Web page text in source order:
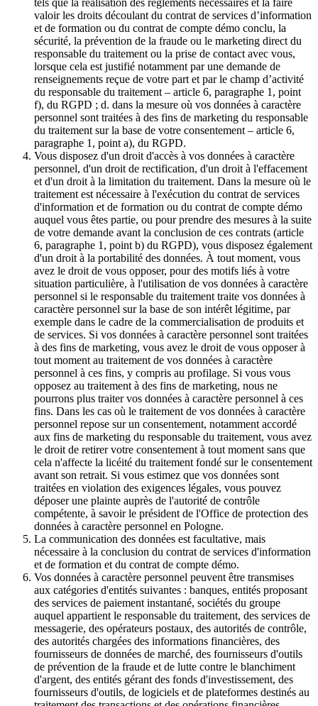
tels que la réalisation des règlements nécessaires et la faire
valoir les droits découlant du contrat de services d’information
et de formation ou du contrat de compte démo conclu, la
sécurité, la prévention de la fraude ou le marketing direct du
responsable du traitement ou la prise de contact avec vous,
lorsque cela est justifié notamment par une demande de
renseignements reçue de votre part et par le champ d’activité
du responsable du traitement – article 6, paragraphe 1, point
f), du RGPD ; d. dans la mesure où vos données à caractère
personnel sont traitées à des fins de marketing du responsable
du traitement sur la base de votre consentement – article 6,
paragraphe 1, point a), du RGPD.
Vous disposez d'un droit d'accès à vos données à caractère
personnel, d'un droit de rectification, d'un droit à l'effacement
et d'un droit à la limitation du traitement. Dans la mesure où le
traitement est nécessaire à l'exécution du contrat de services
d'information et de formation ou du contrat de compte démo
auquel vous êtes partie, ou pour prendre des mesures à la suite
de votre demande avant la conclusion de ces contrats (article
6, paragraphe 1, point b) du RGPD), vous disposez également
d'un droit à la portabilité des données. À tout moment, vous
avez le droit de vous opposer, pour des motifs liés à votre
situation particulière, à l'utilisation de vos données à caractère
personnel si le responsable du traitement traite vos données à
caractère personnel sur la base de son intérêt légitime, par
exemple dans le cadre de la commercialisation de produits et
de services. Si vos données à caractère personnel sont traitées
à des fins de marketing, vous avez le droit de vous opposer à
tout moment au traitement de vos données à caractère
personnel à ces fins, y compris au profilage. Si vous vous
opposez au traitement à des fins de marketing, nous ne
pourrons plus traiter vos données à caractère personnel à ces
fins. Dans les cas où le traitement de vos données à caractère
personnel repose sur un consentement, notamment accordé
aux fins de marketing du responsable du traitement, vous avez
le droit de retirer votre consentement à tout moment sans que
cela n'affecte la licéité du traitement fondé sur le consentement
avant son retrait. Si vous estimez que vos données sont
traitées en violation des exigences légales, vous pouvez
déposer une plainte auprès de l'autorité de contrôle
compétente, à savoir le président de l'Office de protection des
données à caractère personnel en Pologne.
La communication des données est facultative, mais
nécessaire à la conclusion du contrat de services d'information
et de formation et du contrat de compte démo.
Vos données à caractère personnel peuvent être transmises
aux catégories d'entités suivantes : banques, entités proposant
des services de paiement instantané, sociétés du groupe
auquel appartient le responsable du traitement, des services de
messagerie, des opérateurs postaux, des autorités de contrôle,
des autorités chargées des informations financières, des
fournisseurs de données de marché, des fournisseurs d'outils
de prévention de la fraude et de lutte contre le blanchiment
d'argent, des entités gérant des fonds d'investissement, des
fournisseurs d'outils, de logiciels et de plateformes destinés au